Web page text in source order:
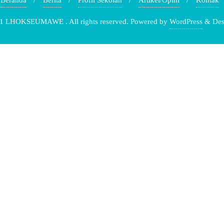
LHOKSEUMAWE . All rights reserved. Powered by WordPress &